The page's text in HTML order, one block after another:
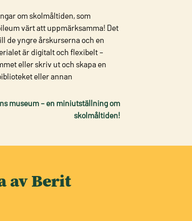
om skolmåltiden, som
värt att uppmärksamma! Det
de yngre årskurserna och en
är digitalt och flexibelt –
eller skriv ut och skapa en
eller annan
museum – en miniutställning om
skolmåltiden!
av Berit